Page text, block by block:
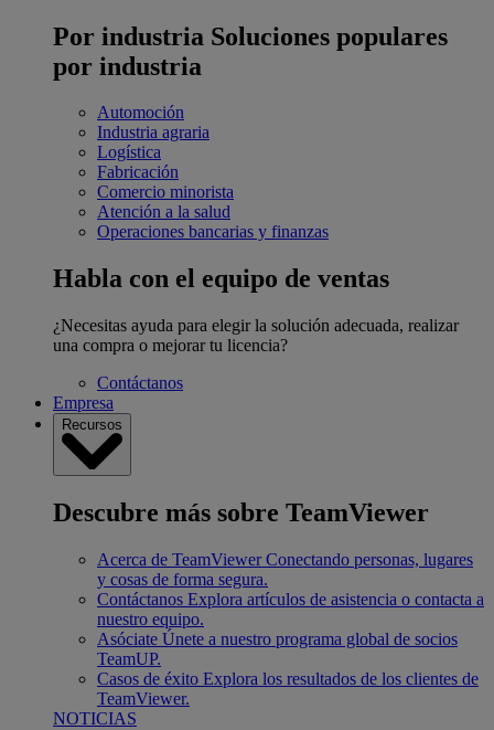
Por industria Soluciones populares
por industria
Automoción
Industria agraria
Logística
Fabricación
Comercio minorista
Atención a la salud
Operaciones bancarias y finanzas
Habla con el equipo de ventas
¿Necesitas ayuda para elegir la solución adecuada, realizar
una compra o mejorar tu licencia?
Contáctanos
Empresa
Recursos
Descubre más sobre TeamViewer
Acerca de TeamViewer Conectando personas, lugares
y cosas de forma segura.
Contáctanos Explora artículos de asistencia o contacta a
nuestro equipo.
Asóciate Únete a nuestro programa global de socios
TeamUP.
Casos de éxito Explora los resultados de los clientes de
TeamViewer.
NOTICIAS